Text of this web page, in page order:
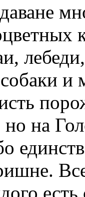
собаки
на
есть